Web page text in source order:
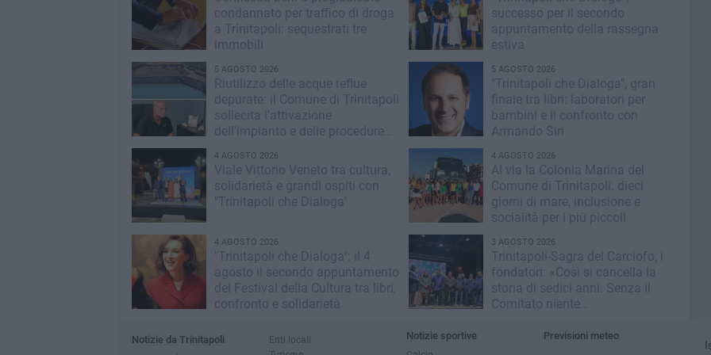
condannato per traffico di droga
a Trinitapoli: sequestrati tre
immobili
successo per il secondo
appuntamento della rassegna
estiva
5 AGOSTO 2026
Riutilizzo delle acque reflue
depurate: il Comune di Trinitapoli
sollecita l'attivazione
dell'impianto e delle procedure
5 AGOSTO 2026
"Trinitapoli che Dialoga", gran
finale tra libri: laboratori per
bambini e il confronto con
Armando Siri
4 AGOSTO 2026
Viale Vittorio Veneto tra cultura,
solidarietà e grandi ospiti con
"Trinitapoli che Dialoga"
4 AGOSTO 2026
Al via la Colonia Marina del
Comune di Trinitapoli: dieci
giorni di mare, inclusione e
socialità per i più piccoli
4 AGOSTO 2026
"Trinitapoli che Dialoga": il 4
agosto il secondo appuntamento
del Festival della Cultura tra libri,
confronto e solidarietà
3 AGOSTO 2026
Trinitapoli-Sagra del Carciofo, i
fondatori: «Così si cancella la
storia di sedici anni. Senza il
Comitato niente
Notizie da Trinitapoli
Enti locali
Notizie sportive
Previsioni meteo